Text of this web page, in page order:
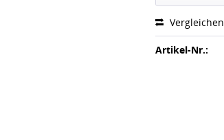
Vergleichen
Artikel-Nr.: